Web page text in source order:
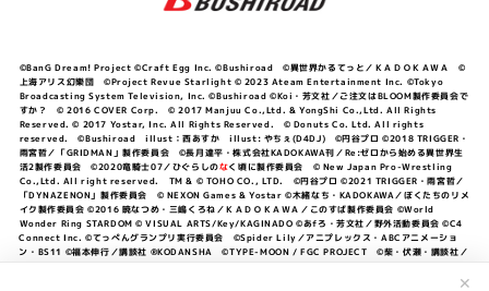
✕
©BanG Dream! Project ©Craft Egg Inc. ©Bushiroad ©異世界かるてっと／ＫＡＤＯＫＡＷＡ ©
上海アリス幻樂団 ©Project Revue Starlight © 2023 Ateam Entertainment Inc. ©Tokyo
Broadcasting System Television, Inc. ©Bushiroad ©Koi・芳文社／ご注文はBLOOM製作委員会で
すか？ © 2016 COVER Corp. © 2017 Manjuu Co.,Ltd. & YongShi Co.,Ltd. All Rights
Reserved. © 2017 Yostar, Inc. All Rights Reserved. © Donuts Co. Ltd. All rights
reserved. ©Bushiroad illust：西あすか illust: やちぇ(D4DJ) ©円谷プロ ©2018 TRIGGER・
雨宮哲／「GRIDMAN」製作委員会 ©長月達平・株式会社KADOKAWA刊／Re:ゼロから始める異世界生
活2製作委員会 ©2020竜騎士07／ひぐらしのなく頃に製作委員会 © New Japan Pro-Wrestling
Co.,Ltd. All right reserved. TM & © TOHO CO., LTD. ©円谷プロ ©2021 TRIGGER・雨宮哲／
「DYNAZENON」製作委員会 © NEXON Games & Yostar ©木緒なち・KADOKAWA／ぼくたちのリメ
イク製作委員会 ©2016 暁なつめ・三嶋くろね／ＫＡＤＯＫＡＷＡ／このすば製作委員会 ©World
Wonder Ring STARDOM © VISUAL ARTS/Key/KAGINADO ©あfろ・芳文社／野外活動委員会 ©C4
Connect Inc. ©てっぺんグランプリ実行委員会 ©Spider Lily／アニプレックス・ABCアニメーショ
ン・BS11 ©福本伸行／講談社 ®KODANSHA ©TYPE-MOON / FGC PROJECT ©柴・伏瀬・講談社／